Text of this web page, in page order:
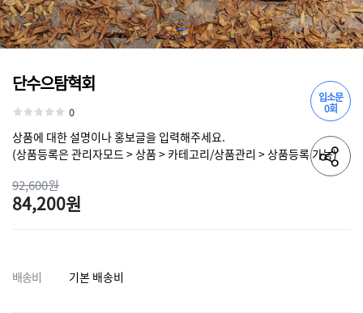
입소문
0회
단수으탐혁회
0
상품에 대한 설명이나 홍보글을 입력해주세요.
(상품등록은 관리자모드 > 상품 > 카테고리/상품관리 > 상품등록 가능)
92,600원
84,200원
배송비 기본 배송비